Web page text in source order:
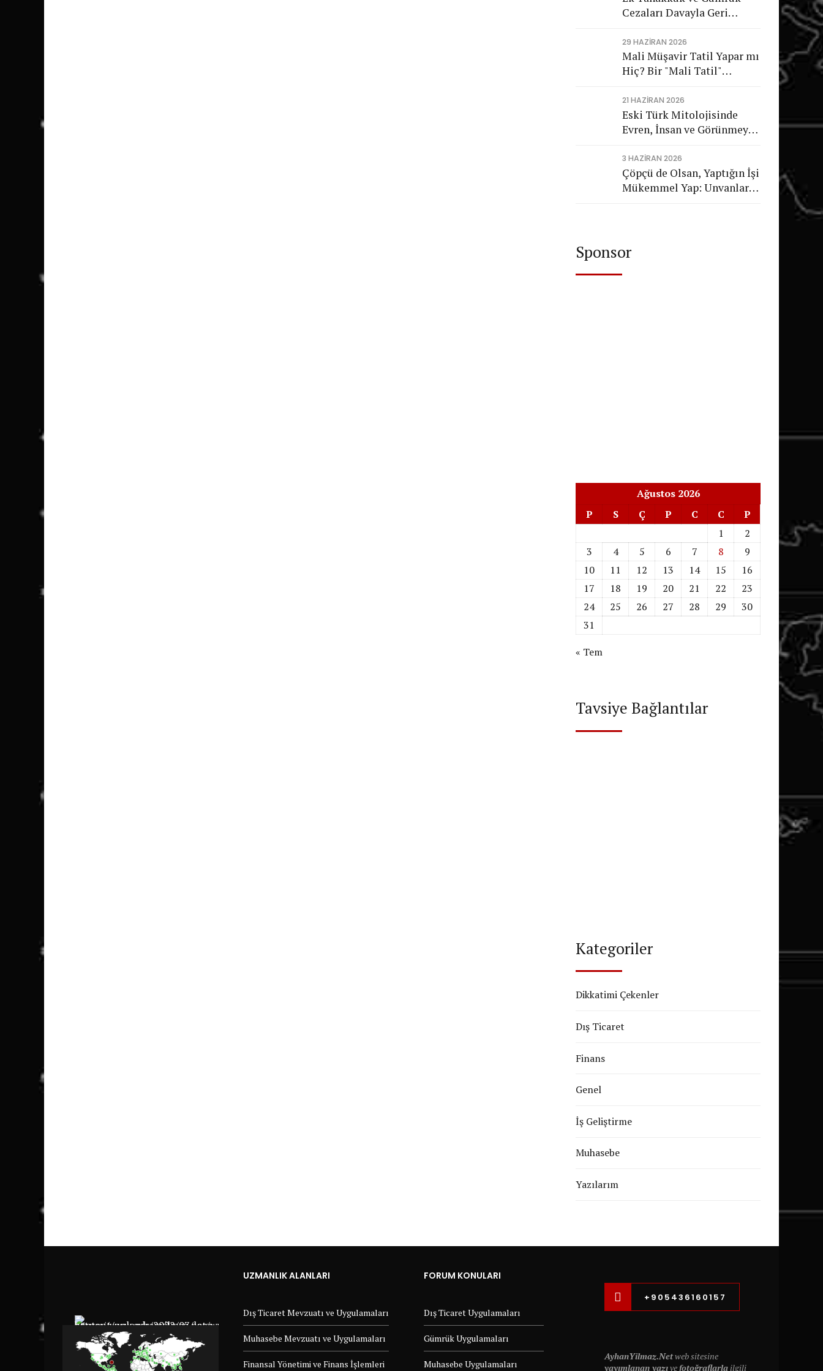
Cezaları Davayla Geri
İşlemlerin Kamuya
Görünmeyen Maliyeti
29 HAZIRAN 2026
Mali Müşavir Tatil Yapar mı
Hiç? Bir "Mali Tatil"
21 HAZIRAN 2026
Eski Türk Mitolojisinde
Evren, İnsan ve Görünmeyen
3 HAZIRAN 2026
Çöpçü de Olsan, Yaptığın İşi
Mükemmel Yap: Unvanların
Sponsor
Ağustos 2026
P
S Ç P C C
P
1
2
3
4 5 6 7 8
9
10
11 12 13 14 15
16
17
18 19 20 21 22
23
24
25 26 27 28 29
30
31
« Tem
Tavsiye Bağlantılar
Kategoriler
Dikkatimi Çekenler
Dış Ticaret
Finans
Genel
İş Geliştirme
Muhasebe
Yazılarım
UZMANLIK ALANLARI
Dış Ticaret Mevzuatı ve Uygulamaları
Muhasebe Mevzuatı ve Uygulamaları
Finansal Yönetimi ve Finans İşlemleri
FORUM KONULARI
Dış Ticaret Uygulamaları
Gümrük Uygulamaları
Muhasebe Uygulamaları
+905436160157
AyhanYilmaz.Netweb sitesine
yayımlanan yazıvefotoğraflarla ilgili